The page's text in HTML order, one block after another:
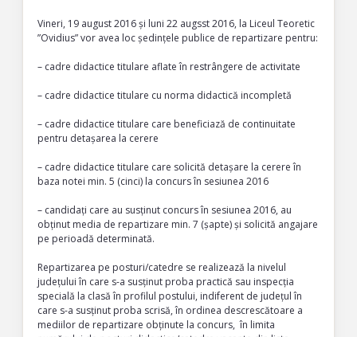
Vineri, 19 august 2016 și luni 22 augsst 2016, la Liceul Teoretic
”Ovidius” vor avea loc ședințele publice de repartizare pentru:
– cadre didactice titulare aflate în restrângere de activitate
– cadre didactice titulare cu norma didactică incompletă
– cadre didactice titulare care beneficiază de continuitate
pentru detașarea la cerere
– cadre didactice titulare care solicită detașare la cerere în
baza notei min. 5 (cinci) la concurs în sesiunea 2016
– candidați care au susținut concurs în sesiunea 2016, au
obținut media de repartizare min. 7 (șapte) și solicită angajare
pe perioadă determinată.
Repartizarea pe posturi/catedre se realizează la nivelul
județului în care s-a susținut proba practică sau inspecția
specială la clasă în profilul postului, indiferent de județul în
care s-a susținut proba scrisă, în ordinea descrescătoare a
mediilor de repartizare obținute la concurs, în limita